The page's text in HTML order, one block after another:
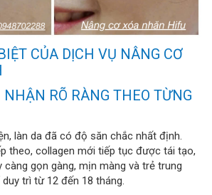
CỦA DỊCH VỤ NÂNG CƠ
NHẬN RÕ RÀNG THEO TỪNG
làn da đã có độ săn chắc nhất định.
theo, collagen mới tiếp tục được tái tạo,
càng gọn gàng, mịn màng và trẻ trung
trì từ 12 đến 18 tháng.